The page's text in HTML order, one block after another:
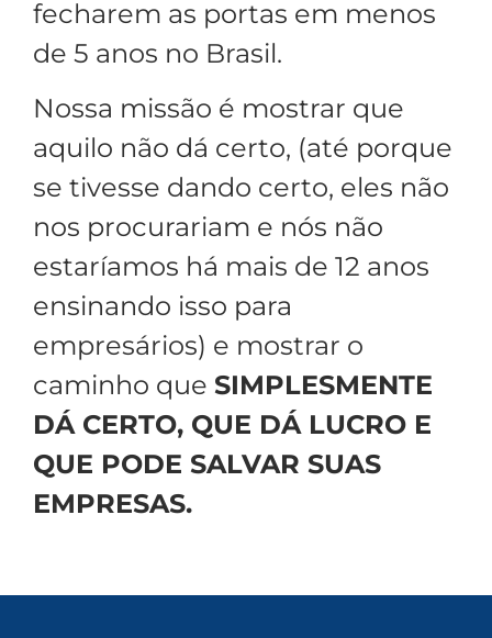
fecharem as portas em menos
de 5 anos no Brasil.
Nossa missão é mostrar que
aquilo não dá certo, (até porque
se tivesse dando certo, eles não
nos procurariam e nós não
estaríamos há mais de 12 anos
ensinando isso para
empresários) e mostrar o
caminho que SIMPLESMENTE
DÁ CERTO, QUE DÁ LUCRO E
QUE PODE SALVAR SUAS
EMPRESAS.